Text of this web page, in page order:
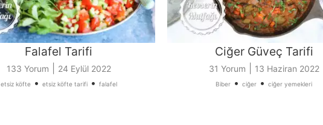
Falafel Tarifi
133 Yorum 24 Eylül 2022
etsiz köfte• etsiz köfte tarifi• falafel
Ciğer Güveç Tarifi
31 Yorum 13 Haziran 2022
Biber • ciğer • ciğer yemekleri